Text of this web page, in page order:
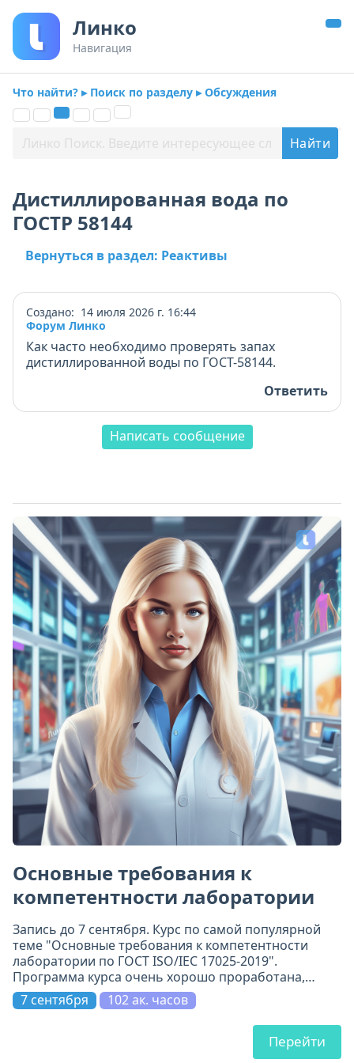
Линко
Навигация
Что найти? ▸ Поиск по разделу ▸ Обсуждения
Дистиллированная вода по
ГОСТР 58144
Вернуться в раздел: Реактивы
Создано: 14 июля 2026 г. 16:44
Форум Линко
Как часто необходимо проверять запах
дистиллированной воды по ГОСТ-58144.
Ответить
Написать сообщение
Основные требования к
компетентности лаборатории
Запись до 7 сентября. Курс по самой популярной
теме "Основные требования к компетентности
лаборатории по ГОСТ ISO/IEC 17025-2019".
Программа курса очень хорошо проработана,
включает 11 модулей. Всё по делу и на самом
высоком уровне.
7 сентября 102 ак. часов
Перейти